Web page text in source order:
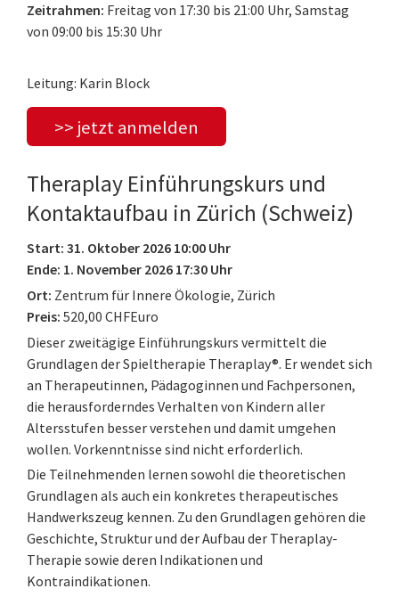
Zeitrahmen: Freitag von 17:30 bis 21:00 Uhr, Samstag
von 09:00 bis 15:30 Uhr
Leitung: Karin Block
>> jetzt anmelden
Theraplay Einführungskurs und
Kontaktaufbau in Zürich (Schweiz)
Start: 31. Oktober 2026 10:00 Uhr
Ende: 1. November 2026 17:30 Uhr
Ort: Zentrum für Innere Ökologie, Zürich
Preis: 520,00 CHFEuro
Dieser zweitägige Einführungskurs vermittelt die
Grundlagen der Spieltherapie Theraplay®. Er wendet sich
an Therapeutinnen, Pädagoginnen und Fachpersonen,
die herausforderndes Verhalten von Kindern aller
Altersstufen besser verstehen und damit umgehen
wollen. Vorkenntnisse sind nicht erforderlich.
Die Teilnehmenden lernen sowohl die theoretischen
Grundlagen als auch ein konkretes therapeutisches
Handwerkszeug kennen. Zu den Grundlagen gehören die
Geschichte, Struktur und der Aufbau der Theraplay-
Therapie sowie deren Indikationen und
Kontraindikationen.